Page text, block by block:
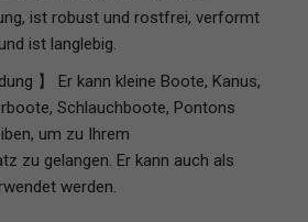
ist robust und rostfrei, verformt
ist langlebig.
】 Er kann kleine Boote, Kanus,
Schlauchboote, Pontons
um zu Ihrem
zu gelangen. Er kann auch als
werden.